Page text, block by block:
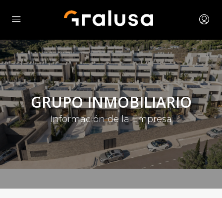
GRUPO INMOBILIARIO
Información de la Empresa